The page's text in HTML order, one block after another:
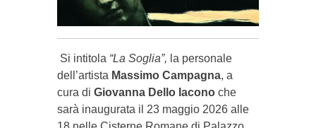
Si intitola “La Soglia”, la personale
dell’artista Massimo Campagna, a
cura di Giovanna Dello Iaconoche
sarà inaugurata il 23 maggio 2026 alle